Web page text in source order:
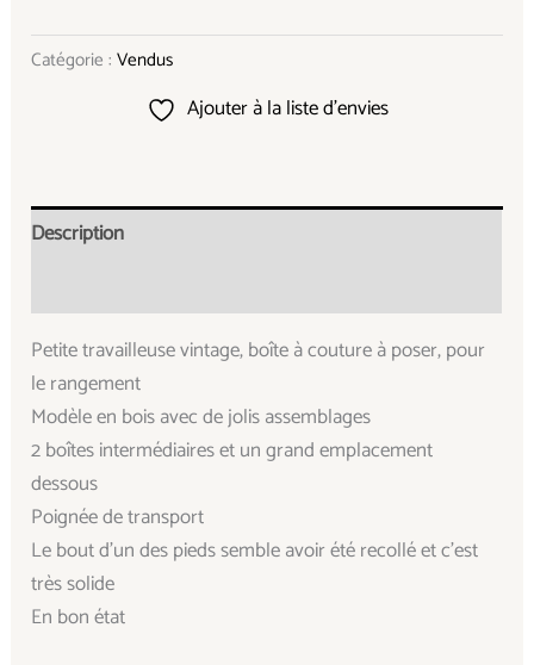
Catégorie :Vendus
Ajouter à la liste d’envies
Description
Petite travailleuse vintage, boîte à couture à poser, pour
le rangement
Modèle en bois avec de jolis assemblages
2 boîtes intermédiaires et un grand emplacement
dessous
Poignée de transport
Le bout d’un des pieds semble avoir été recollé et c’est
très solide
En bon état